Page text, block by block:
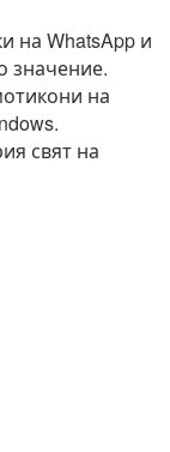
на WhatsApp и
значение.
на
свят на